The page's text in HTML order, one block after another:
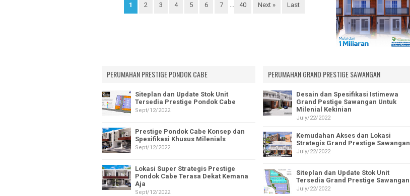
PESONA TAMINI
1 2 3 4 5 6 7 40 Next » Last
PERUMAHAN PRESTIGE PONDOK CABE
Siteplan dan Update Stok Unit
Tersedia Prestige Pondok Cabe
Sept/12/2022
Prestige Pondok Cabe Konsep dan
Spesifikasi Khusus Milenials
Sept/12/2022
Lokasi Super Strategis Prestige
Pondok Cabe Terasa Dekat Kemana
Aja
Sept/12/2022
PERUMAHAN GRAND PRESTIGE SAWANGAN
Desain dan Spesifikasi Istimewa
Grand Pestige Sawangan Untuk
Milenial Kekinian
July/22/2022
Kemudahan Akses dan Lokasi
Strategis Grand Prestige Sawangan
July/22/2022
Siteplan dan Update Stok Unit
Tersedia Grand Prestige Sawangan
July/22/2022